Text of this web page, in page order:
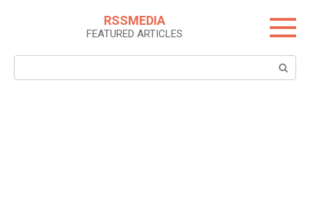
RSSMEDIA
FEATURED ARTICLES
Search: